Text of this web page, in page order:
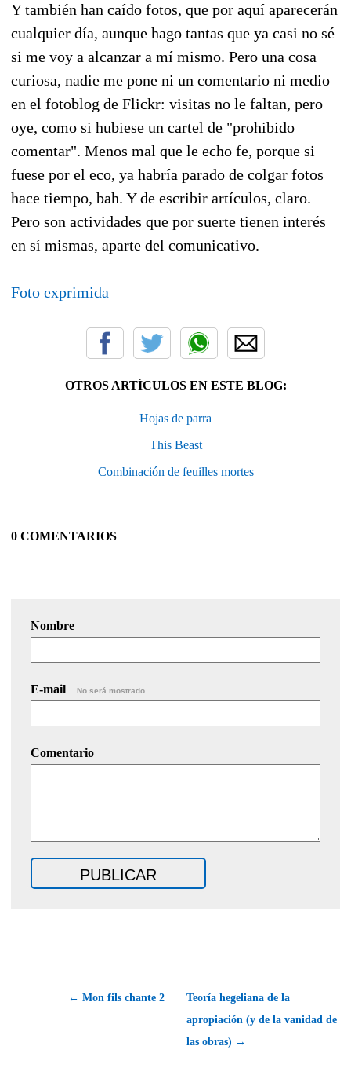
Y también han caído fotos, que por aquí aparecerán
cualquier día, aunque hago tantas que ya casi no sé
si me voy a alcanzar a mí mismo. Pero una cosa
curiosa, nadie me pone ni un comentario ni medio
en el fotoblog de Flickr: visitas no le faltan, pero
oye, como si hubiese un cartel de "prohibido
comentar". Menos mal que le echo fe, porque si
fuese por el eco, ya habría parado de colgar fotos
hace tiempo, bah. Y de escribir artículos, claro.
Pero son actividades que por suerte tienen interés
en sí mismas, aparte del comunicativo.
Foto exprimida
OTROS ARTÍCULOS EN ESTE BLOG:
Hojas de parra
This Beast
Combinación de feuilles mortes
0 COMENTARIOS
Nombre
E-mail No será mostrado.
Comentario
← Mon fils chante 2
Teoría hegeliana de la
apropiación (y de la vanidad de
las obras) →